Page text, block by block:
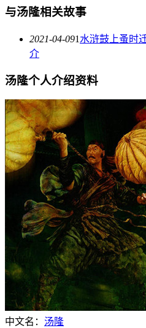
与汤隆相关故事
2021-04-091 水浒鼓上蚤时
介
汤隆个人介绍资料
中文名： 汤隆